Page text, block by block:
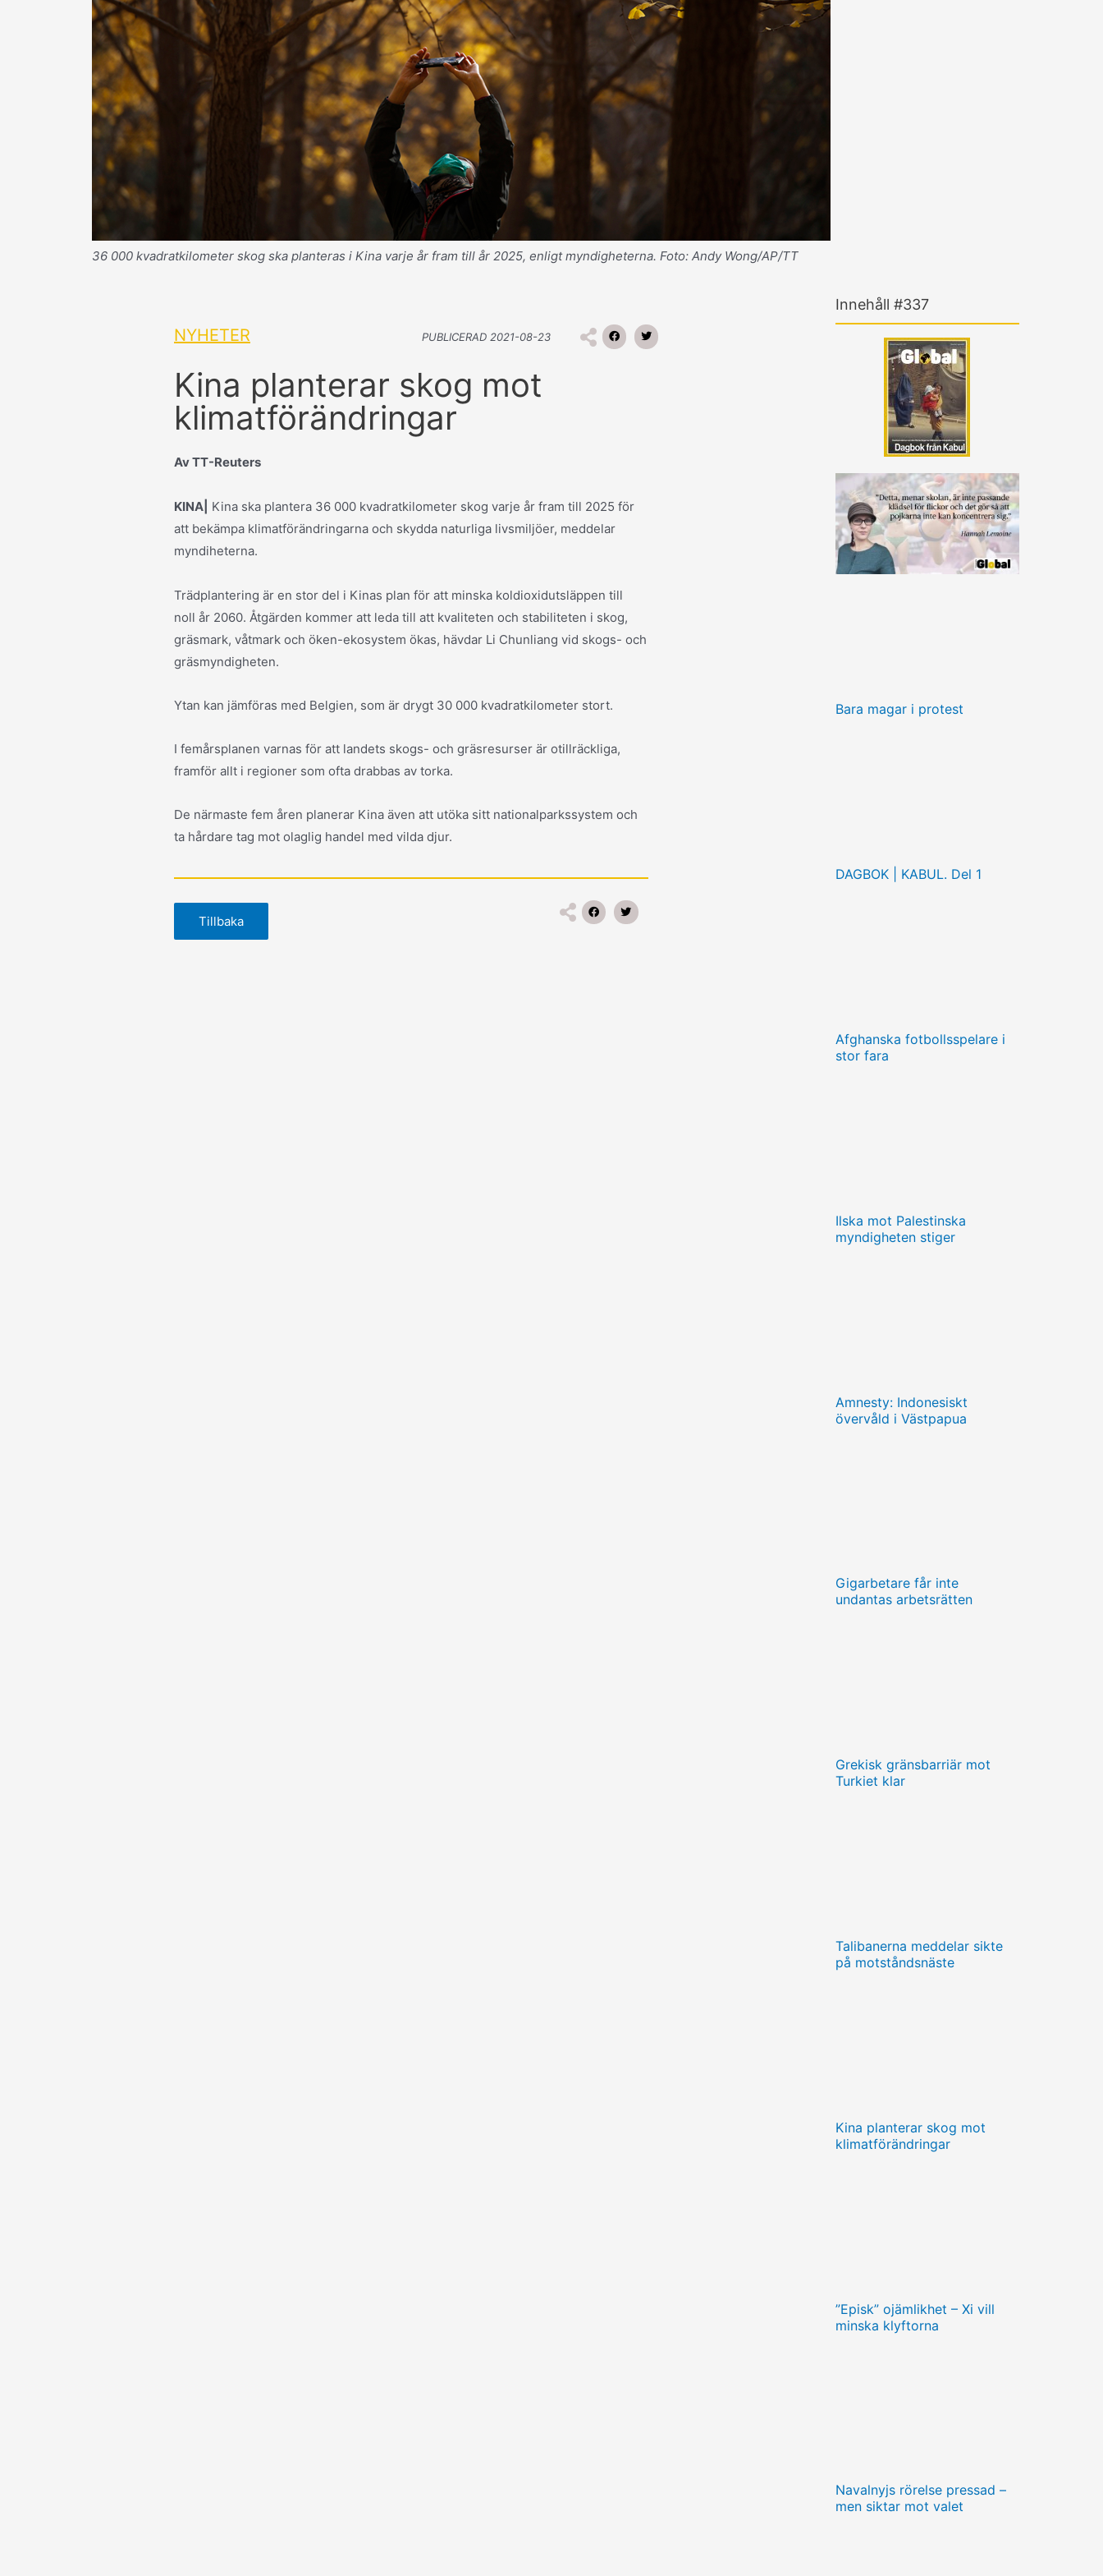
36 000 kvadratkilometer skog ska planteras i Kina varje år fram till år 2025, enligt myndigheterna. Foto: Andy Wong/AP/TT
NYHETER PUBLICERAD 2021-08-23
Kina planterar skog mot
klimatförändringar
AvTT-Reuters
KINA| Kina ska plantera 36 000 kvadratkilometer skog varje år fram till 2025 för
att bekämpa klimatförändringarna och skydda naturliga livsmiljöer, meddelar
myndiheterna.
Trädplantering är en stor del i Kinas plan för att minska koldioxidutsläppen till
noll år 2060. Åtgärden kommer att leda till att kvaliteten och stabiliteten i skog,
gräsmark, våtmark och öken-ekosystem ökas, hävdar Li Chunliang vid skogs- och
gräsmyndigheten.
Ytan kan jämföras med Belgien, som är drygt 30 000 kvadratkilometer stort.
I femårsplanen varnas för att landets skogs- och gräsresurser är otillräckliga,
framför allt i regioner som ofta drabbas av torka.
De närmaste fem åren planerar Kina även att utöka sitt nationalparkssystem och
ta hårdare tag mot olaglig handel med vilda djur.
Innehåll #337
Bara magar i protest
DAGBOK | KABUL. Del 1
Afghanska fotbollsspelare i
stor fara
Ilska mot Palestinska
myndigheten stiger
Amnesty: Indonesiskt
övervåld i Västpapua
Gigarbetare får inte
undantas arbetsrätten
Grekisk gränsbarriär mot
Turkiet klar
Talibanerna meddelar sikte
på motståndsnäste
Kina planterar skog mot
klimatförändringar
”Episk” ojämlikhet – Xi vill
minska klyftorna
Navalnyjs rörelse pressad –
men siktar mot valet